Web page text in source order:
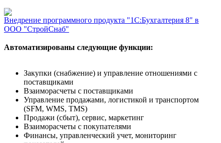
Внедрение программного продукта "1С:Бухгалтерия 8" в
ООО "СтройСнаб"
Автоматизированы следующие функции:
Закупки (снабжение) и управление отношениями с
поставщиками
Взаиморасчеты с поставщиками
Управление продажами, логистикой и транспортом
(SFM, WMS, TMS)
Продажи (сбыт), сервис, маркетинг
Взаиморасчеты с покупателями
Финансы, управленческий учет, мониторинг